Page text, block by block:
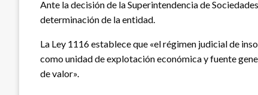
Ante la decisión de la Superintendencia de
determinación de la entidad.
La Ley 1116 establece que «el régimen judicial de
como unidad de explotación económica y fuente
de valor».